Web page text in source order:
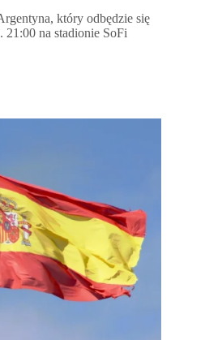
który odbędzie się
21:00 na stadionie SoFi